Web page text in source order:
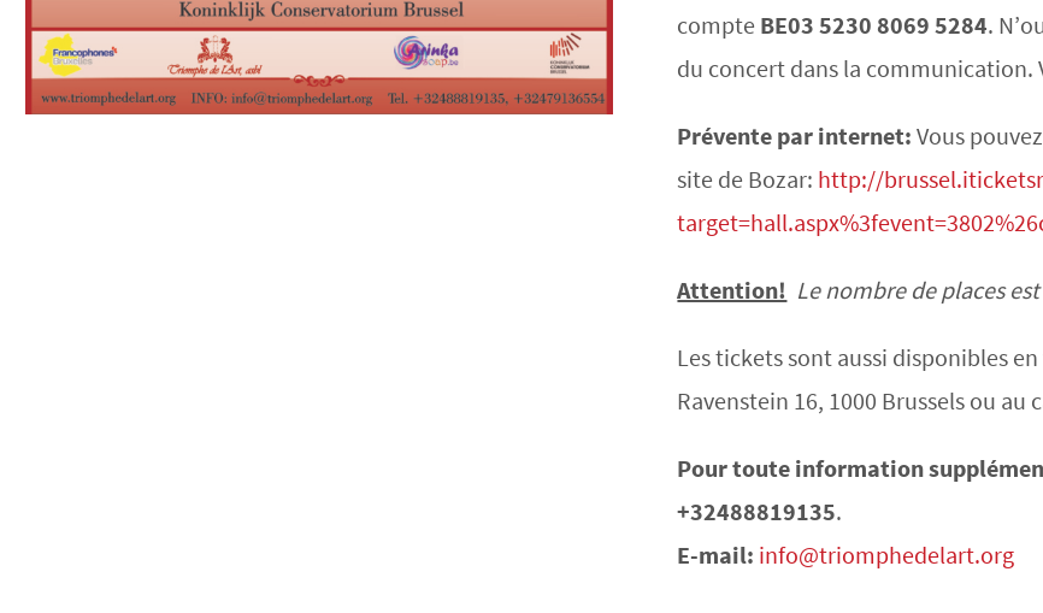
compte BE03 5230 8069 5284.
du concert dans la communication.
Prévente par internet: Vous
site de Bozar: http://
Attention! Le nombre de places
Les tickets sont aussi disponibles
Ravenstein 16, 1000 Brussels ou au
Pour toute information
+32488819135.
E-mail: info@triomphedelart.org